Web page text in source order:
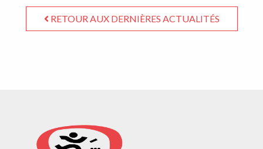
RETOUR AUX DERNIÈRES ACTUALITÉS